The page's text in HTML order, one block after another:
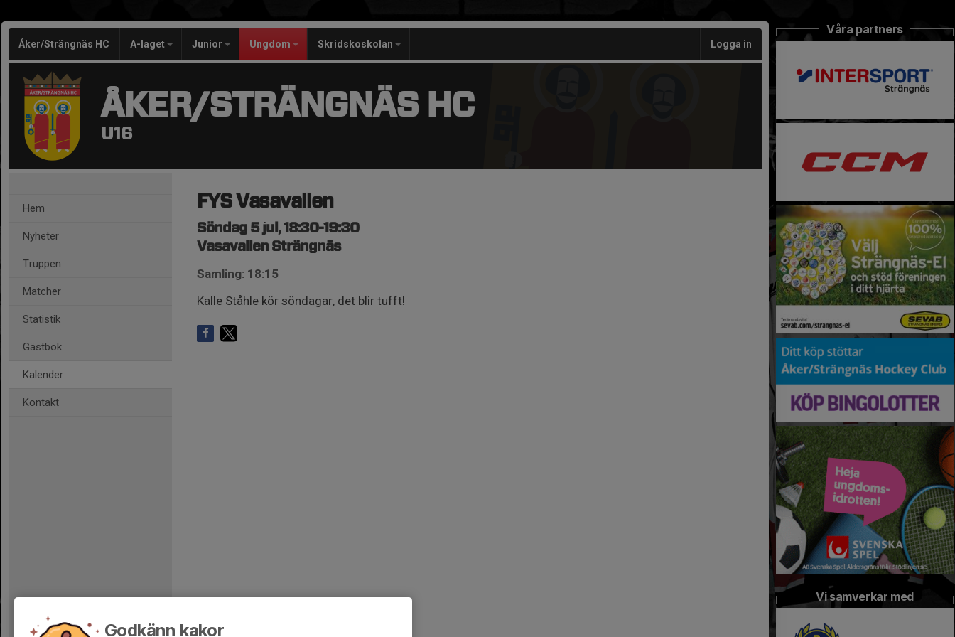
Åker/Strängnäs HC A-laget Junior Ungdom Skridskoskolan Logga in
ÅKER/STRÄNGNÄS HC
U16
Hem
Nyheter
Truppen
Matcher
Statistik
Gästbok
Kalender
Kontakt
FYS Vasavallen
Söndag 5 jul, 18:30-19:30
Vasavallen Strängnäs
Samling: 18:15
Kalle Ståhle kör söndagar, det blir tufft!
Våra partners
Vi samverkar med
Godkänn kakor